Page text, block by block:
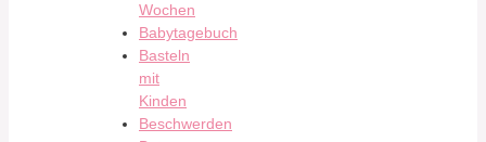
Wochen
Babytagebuch
Basteln
mit
Kinden
Beschwerden